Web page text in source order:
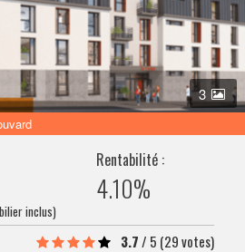
3
inclus)
Rentabilité :
4.10%
3.7/ 5 (29 votes)